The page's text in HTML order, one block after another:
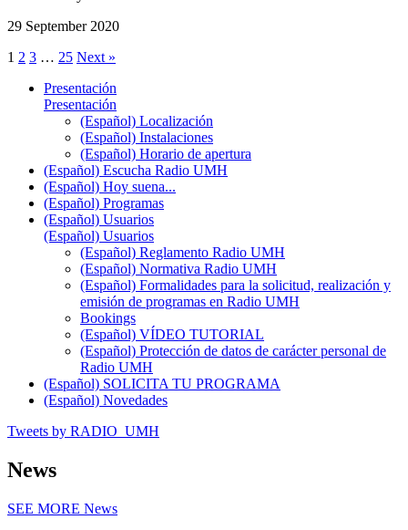
29 September 2020
1 2 3 … 25 Next »
Presentación
Presentación
(Español) Localización
(Español) Instalaciones
(Español) Horario de apertura
(Español) Escucha Radio UMH
(Español) Hoy suena...
(Español) Programas
(Español) Usuarios
(Español) Usuarios
(Español) Reglamento Radio UMH
(Español) Normativa Radio UMH
(Español) Formalidades para la solicitud, realización y
emisión de programas en Radio UMH
Bookings
(Español) VÍDEO TUTORIAL
(Español) Protección de datos de carácter personal de
Radio UMH
(Español) SOLICITA TU PROGRAMA
(Español) Novedades
Tweets by RADIO_UMH
News
SEE MORE News